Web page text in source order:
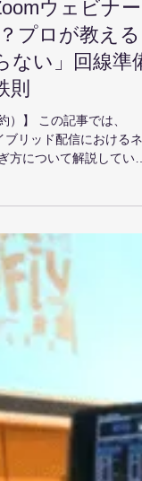
ウェビナー
プロが教える
い」回線準備
）】 この記事では、
リッド配信におけるネ
方について解説していま
が出ていても「Ping（応
らぎ）」が不安定なた
理的な安全性 電波干渉
必ず「有線LAN（カテ